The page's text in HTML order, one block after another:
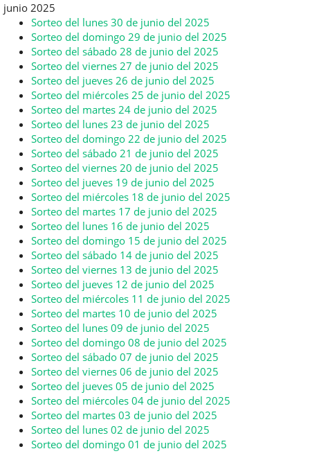
junio 2025
Sorteo del lunes 30 de junio del 2025
Sorteo del domingo 29 de junio del 2025
Sorteo del sábado 28 de junio del 2025
Sorteo del viernes 27 de junio del 2025
Sorteo del jueves 26 de junio del 2025
Sorteo del miércoles 25 de junio del 2025
Sorteo del martes 24 de junio del 2025
Sorteo del lunes 23 de junio del 2025
Sorteo del domingo 22 de junio del 2025
Sorteo del sábado 21 de junio del 2025
Sorteo del viernes 20 de junio del 2025
Sorteo del jueves 19 de junio del 2025
Sorteo del miércoles 18 de junio del 2025
Sorteo del martes 17 de junio del 2025
Sorteo del lunes 16 de junio del 2025
Sorteo del domingo 15 de junio del 2025
Sorteo del sábado 14 de junio del 2025
Sorteo del viernes 13 de junio del 2025
Sorteo del jueves 12 de junio del 2025
Sorteo del miércoles 11 de junio del 2025
Sorteo del martes 10 de junio del 2025
Sorteo del lunes 09 de junio del 2025
Sorteo del domingo 08 de junio del 2025
Sorteo del sábado 07 de junio del 2025
Sorteo del viernes 06 de junio del 2025
Sorteo del jueves 05 de junio del 2025
Sorteo del miércoles 04 de junio del 2025
Sorteo del martes 03 de junio del 2025
Sorteo del lunes 02 de junio del 2025
Sorteo del domingo 01 de junio del 2025